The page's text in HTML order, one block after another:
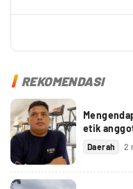
REKOMENDASI
etik
Daerah 2